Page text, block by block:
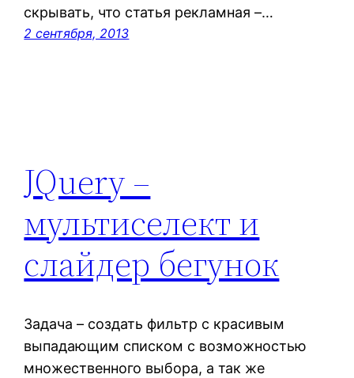
скрывать, что статья рекламная –…
2 сентября, 2013
JQuery –
мультиселект и
cлайдер бегунок
Задача – создать фильтр с красивым
выпадающим списком с возможностью
множественного выбора, а так же